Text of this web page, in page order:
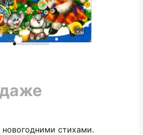
стихами.